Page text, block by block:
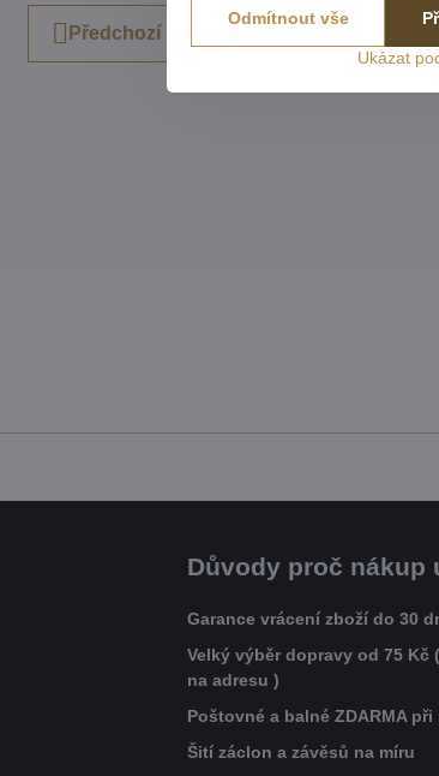
Předchozí produkt
Důvody proč nákup
Garance vrácení zboží do 30
Velký výběr dopravy od 75
na adresu )
Poštovné a balné ZDARMA
Šití záclon a závěsů na míru
Ukázat
Odmítnout vše